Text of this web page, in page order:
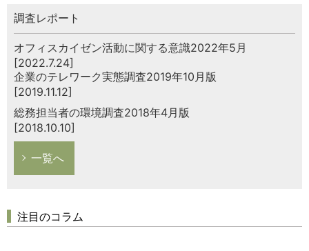
調査レポート
オフィスカイゼン活動に関する意識2022年5月
[2022.7.24]
企業のテレワーク実態調査2019年10月版
[2019.11.12]
総務担当者の環境調査2018年4月版
[2018.10.10]
一覧へ
注目のコラム